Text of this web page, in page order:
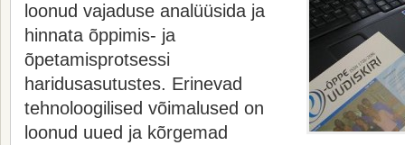
loonud vajaduse analüüsida ja
hinnata õppimis- ja
õpetamisprotsessi
haridusasutustes. Erinevad
tehnoloogilised võimalused on
loonud uued ja kõrgemad